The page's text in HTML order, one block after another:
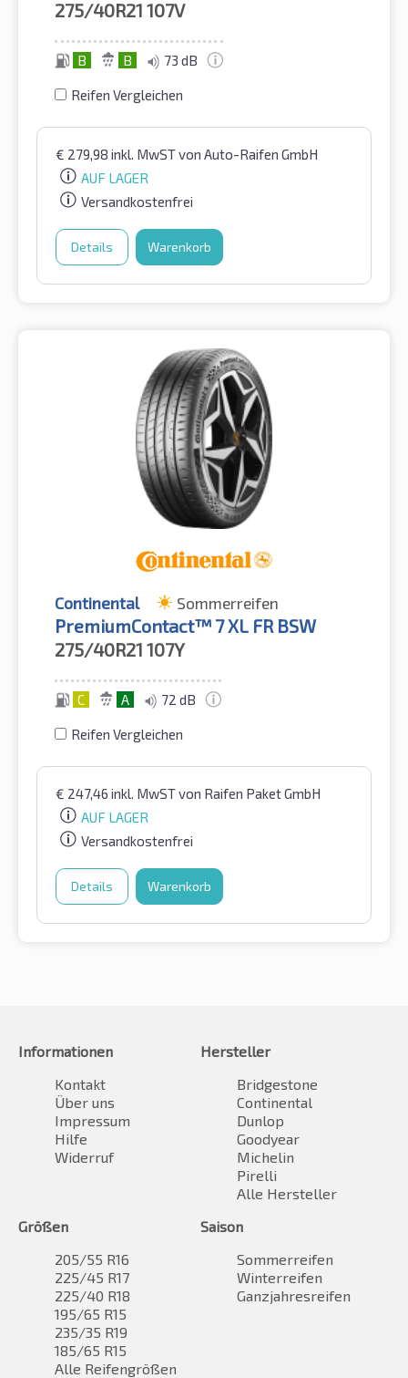
275/40R21 107V
B B 73 dB
Reifen Vergleichen
€ 279,98 inkl. MwSTvon Auto-Raifen GmbH
AUF LAGER
Versandkostenfrei
Details Warenkorb
Continental Sommerreifen
PremiumContact™ 7 XL FR BSW
275/40R21 107Y
C A 72 dB
Reifen Vergleichen
€ 247,46 inkl. MwSTvon Raifen Paket GmbH
AUF LAGER
Versandkostenfrei
Details Warenkorb
Informationen
Kontakt
Über uns
Impressum
Hilfe
Widerruf
Hersteller
Bridgestone
Continental
Dunlop
Goodyear
Michelin
Pirelli
Alle Hersteller
Größen
205/55 R16
225/45 R17
225/40 R18
195/65 R15
235/35 R19
185/65 R15
Alle Reifengrößen
Saison
Sommerreifen
Winterreifen
Ganzjahresreifen